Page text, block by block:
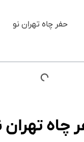
چاه تهران